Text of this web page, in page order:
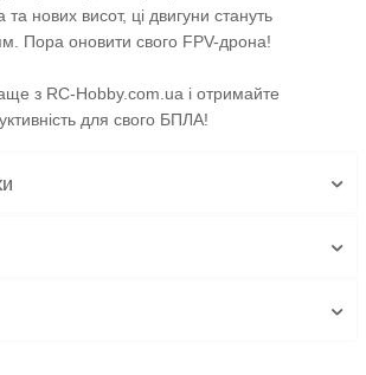
нових висот, ці двигуни стануть
Пора оновити свого FPV-дрона!
з RC-Hobby.com.ua і отримайте
для свого БПЛА!